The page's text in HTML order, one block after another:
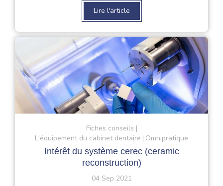
Lire l'article
Fiches conseils
L'équipement du cabinet dentaire Omnipratique
Intérêt du système cerec (ceramic
reconstruction)
04 Sep 2021